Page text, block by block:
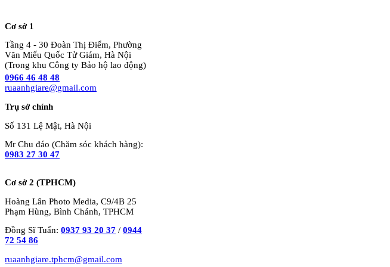
Cơ sở 1
Tầng 4 - 30 Đoàn Thị Điểm, Phường
Văn Miếu Quốc Tử Giám, Hà Nội
(Trong khu Công ty Bảo hộ lao động)
0966 46 48 48
ruaanhgiare@gmail.com
Trụ sở chính
Số 131 Lệ Mật, Hà Nội
Mr Chu đáo (Chăm sóc khách hàng):
0983 27 30 47
Cơ sở 2 (TPHCM)
Hoàng Lân Photo Media, C9/4B 25
Phạm Hùng, Bình Chánh, TPHCM
Đồng Sĩ Tuấn: 0937 93 20 37 / 0944
72 54 86
ruaanhgiare.tphcm@gmail.com